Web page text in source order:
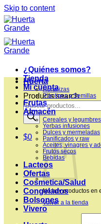
Skip to content
¿Quiénes somos?
Tienda
Mi cuenta
Products search
$0
No hay productos en
Volver a la tienda
Huerta
Hortalizas
Plantines y Semillas
Frutas
Almacén
Cereales y legumbres
Yerbas infusiones
Dulces y mermeladas
Panificados y raw
Aceites, vinagres y
Frutos secos
Bebidas
Lacteos
Ofertas
Cosmetica/Salud
Congelados
Bolsones
Vivero